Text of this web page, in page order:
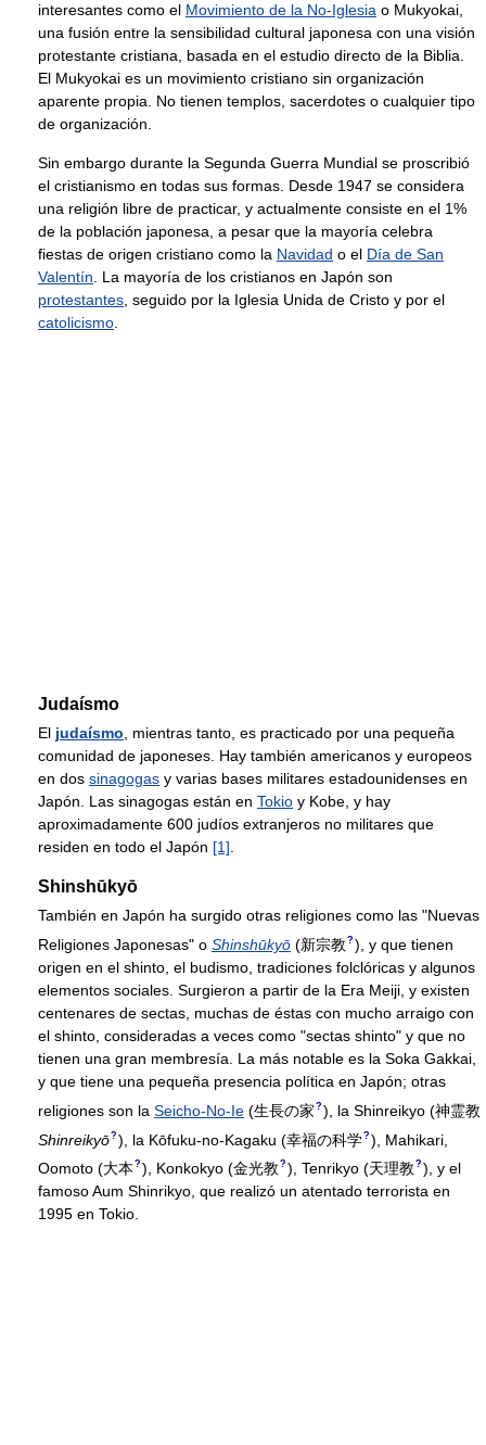
interesantes como el Movimiento de la No-Iglesia o Mukyokai,
una fusión entre la sensibilidad cultural japonesa con una visión
protestante cristiana, basada en el estudio directo de la Biblia.
El Mukyokai es un movimiento cristiano sin organización
aparente propia. No tienen templos, sacerdotes o cualquier tipo
de organización.
Sin embargo durante la Segunda Guerra Mundial se proscribió
el cristianismo en todas sus formas. Desde 1947 se considera
una religión libre de practicar, y actualmente consiste en el 1%
de la población japonesa, a pesar que la mayoría celebra
fiestas de origen cristiano como la Navidad o el Día de San
Valentín. La mayoría de los cristianos en Japón son
protestantes, seguido por la Iglesia Unida de Cristo y por el
catolicismo.
Judaísmo
El judaísmo, mientras tanto, es practicado por una pequeña
comunidad de japoneses. Hay también americanos y europeos
en dos sinagogas y varias bases militares estadounidenses en
Japón. Las sinagogas están en Tokio y Kobe, y hay
aproximadamente 600 judíos extranjeros no militares que
residen en todo el Japón [1].
Shinshūkyō
También en Japón ha surgido otras religiones como las "Nuevas
Religiones Japonesas" o Shinshūkyō (新宗教 ? ) , y que tienen
origen en el shinto, el budismo, tradiciones folclóricas y algunos
elementos sociales. Surgieron a partir de la Era Meiji, y existen
centenares de sectas, muchas de éstas con mucho arraigo con
el shinto, consideradas a veces como "sectas shinto" y que no
tienen una gran membresía. La más notable es la Soka Gakkai,
y que tiene una pequeña presencia política en Japón; otras
religiones son la Seicho-No-Ie (生長の家 ? ) , la Shinreikyo (神霊教
Shinreikyō? ) , la Kōfuku-no-Kagaku (幸福の科学? ) , Mahikari,
Oomoto (大本 ? ) , Konkokyo (金光教 ? ) , Tenrikyo (天理教 ? ) , y el
famoso Aum Shinrikyo, que realizó un atentado terrorista en
1995 en Tokio.